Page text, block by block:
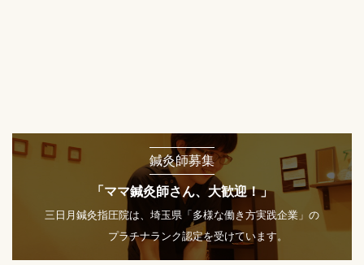
鍼灸師募集
「ママ鍼灸師さん、大歓迎！」
三日月鍼灸指圧院は、埼玉県「多様な働き方実践企業」の
プラチナランク認定を受けています。